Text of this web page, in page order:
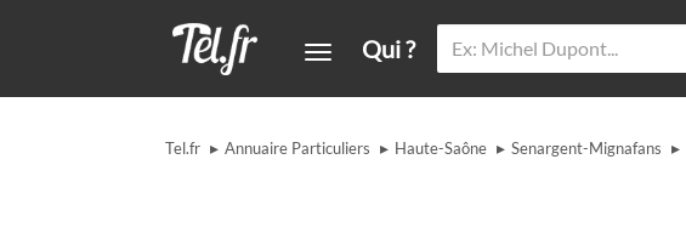
Qui ?
Tel.fr ▸ Annuaire Particuliers ▸ Haute-Saône ▸ Senargent-Mignafans ▸